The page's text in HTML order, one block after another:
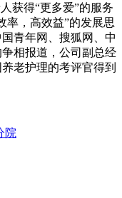
获得“更多爱”的服务
率，高效益”的发展思
青年网、搜狐网、中
相报道，公司副总经
老护理的考评官得到
院